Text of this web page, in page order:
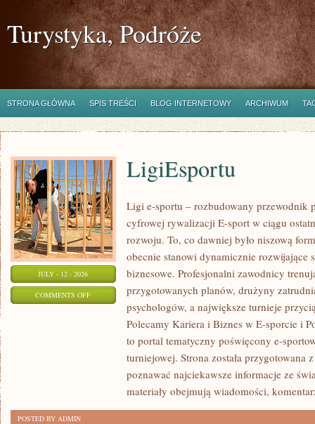
Turystyka, Podróże
STRONA GŁÓWNA SPIS TREŚCI BLOG INTERNETOWY ARCHIWUM
JULY - 12 - 2026
COMMENTS OFFON
LIGIESPORTU
LigiEsportu
Ligi e-sportu – rozbudowany przewodnik
cyfrowej rywalizacji E-sport w ciągu
rozwoju. To, co dawniej było niszową
obecnie stanowi dynamicznie rozwijające
biznesowe. Profesjonalni zawodnicy
przygotowanych planów, drużyny
psychologów, a największe turnieje
Polecamy Kariera i Biznes w E-sporcie i
to portal tematyczny poświęcony e-
turniejowej. Strona została przygotowana
poznawać najciekawsze informacje ze
materiały obejmują wiadomości,
POSTED BY ADMIN